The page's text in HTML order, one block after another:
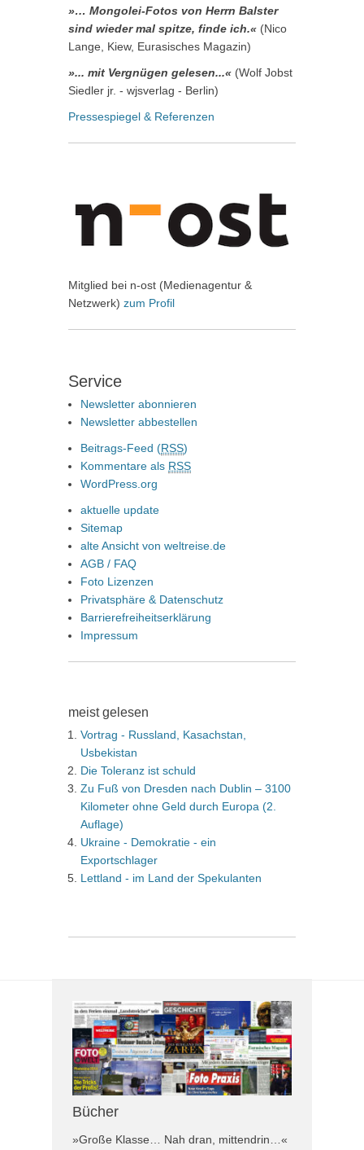
»… Mongolei-Fotos von Herrn Balster
sind wieder mal spitze, finde ich.« (Nico
Lange, Kiew, Eurasisches Magazin)
»... mit Vergnügen gelesen...« (Wolf Jobst
Siedler jr. - wjsverlag - Berlin)
Pressespiegel & Referenzen
Mitglied bei n-ost (Medienagentur &
Netzwerk) zum Profil
Service
Newsletter abonnieren
Newsletter abbestellen
Beitrags-Feed (RSS)
Kommentare als RSS
WordPress.org
aktuelle update
Sitemap
alte Ansicht von weltreise.de
AGB / FAQ
Foto Lizenzen
Privatsphäre & Datenschutz
Barrierefreiheitserklärung
Impressum
meist gelesen
Vortrag - Russland, Kasachstan,
Usbekistan
Die Toleranz ist schuld
Zu Fuß von Dresden nach Dublin – 3100
Kilometer ohne Geld durch Europa (2.
Auflage)
Ukraine - Demokratie - ein
Exportschlager
Lettland - im Land der Spekulanten
Bücher
»Große Klasse… Nah dran, mittendrin…«